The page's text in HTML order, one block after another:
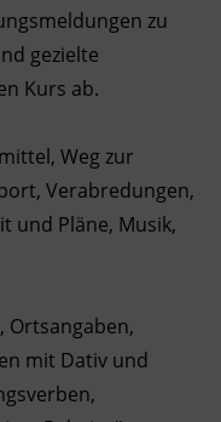
zu
gezielte
Kurs ab.
Weg zur
Verabredungen,
und Pläne, Musik,
Ortsangaben,
mit Dativ und